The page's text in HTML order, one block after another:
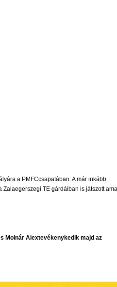
a PMFCcsapatában. A már inkább
TE gárdáiban is játszott
Molnár Alextevékenykedik majd az